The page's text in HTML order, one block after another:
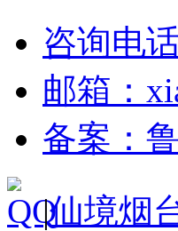
咨询电
邮箱：
备案：
|仙境烟